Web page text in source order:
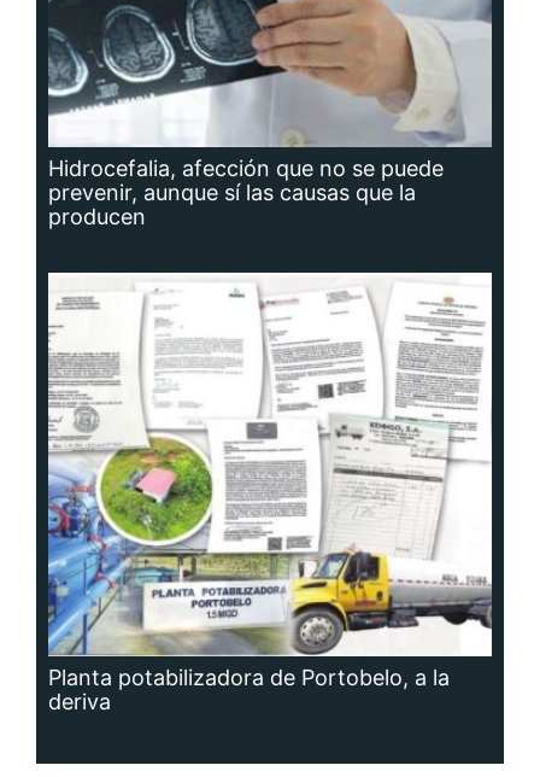
Hidrocefalia, afección que no se puede
prevenir, aunque sí las causas que la
producen
Planta potabilizadora de Portobelo, a la
deriva